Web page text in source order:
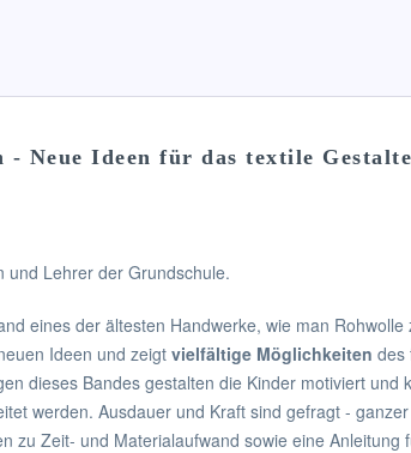
Neue Ideen für das textile
und Lehrer der Grundschule.
eines der ältesten Handwerke, wie man
Ideen und zeigt vielfältige Möglichkeiten des
dieses Bandes gestalten die Kinder motiviert
werden. Ausdauer und Kraft sind gefragt -
zu Zeit- und Materialaufwand sowie eine